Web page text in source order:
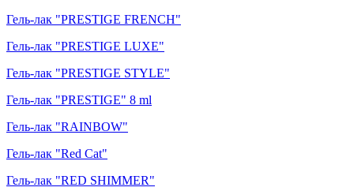
Гель-лак "PRESTIGE FRENCH"
Гель-лак "PRESTIGE LUXE"
Гель-лак "PRESTIGE STYLE"
Гель-лак "PRESTIGE" 8 ml
Гель-лак "RAINBOW"
Гель-лак "Red Cat"
Гель-лак "RED SHIMMER"